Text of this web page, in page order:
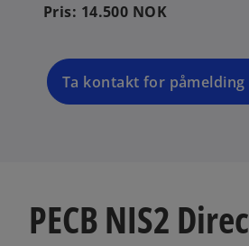
Pris: 14.500 NOK
Ta kontakt for påmelding
PECB NIS2